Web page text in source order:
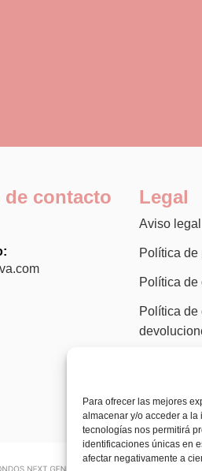
Para ofrecer las mejores
almacenar y/o acceder a
tecnologías nos permitirá
identificaciones únicas en
afectar negativamente a
contacto Legal
Aviso legal
Política de
Política de
Política de